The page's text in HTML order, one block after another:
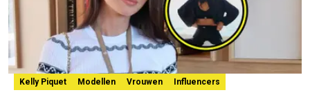
Kelly Piquet Modellen Vrouwen Influencers